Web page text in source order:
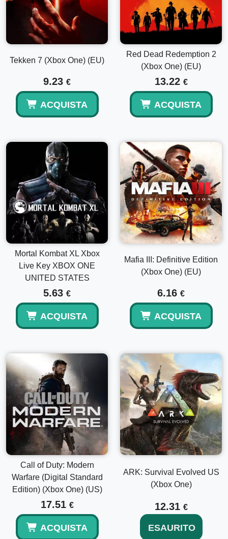
Tekken 7 (Xbox One) (EU)
9.23 €
ACQUISTA
Red Dead Redemption 2
(Xbox One) (EU)
13.22 €
ACQUISTA
Mortal Kombat XL Xbox
Live Key XBOX ONE
UNITED STATES
5.63 €
ACQUISTA
Mafia III: Definitive Edition
(Xbox One) (EU)
6.16 €
ACQUISTA
Call of Duty: Modern
Warfare (Digital Standard
Edition) (Xbox One) (US)
17.51 €
ACQUISTA
ARK: Survival Evolved US
(Xbox One)
12.31 €
ESAURITO